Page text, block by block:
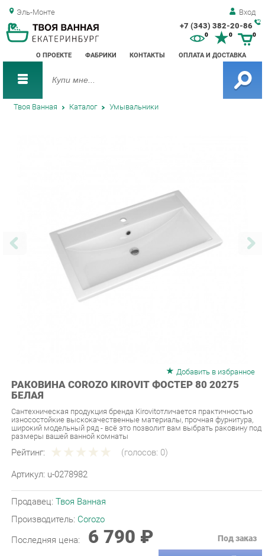
Эль-Монте Вход
+7 (343) 382-20-86
О ПРОЕКТЕ ФАБРИКИ КОНТАКТЫ ОПЛАТА И ДОСТАВКА
0 0
Твоя Ванная Каталог Умывальники
РАКОВИНА COROZO KIROVIT ФОСТЕР 80 20275
БЕЛАЯ
Сантехническая продукция бренда Kirovitотличается практичностью
широкий модельный ряд - всё это позволит вам выбрать раковину под
размеры вашей ванной комнаты
Рейтинг: (голосов:
Артикул: u-0278982
Продавец:
Производитель: Corozo
Последняя цена: 6 790 ₽
- + ЗАКАЗАТЬ